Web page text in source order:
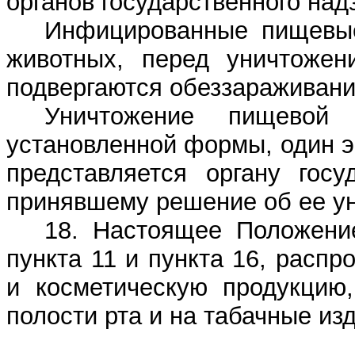
Инфицированные
животных, перед
подвергаются
Уничтожение
установленной формы, один
представляется органу
принявшему решение об ее
18. Настоящее
пункта 11 и пункта 16,
и косметическую
полости рта и на табачные